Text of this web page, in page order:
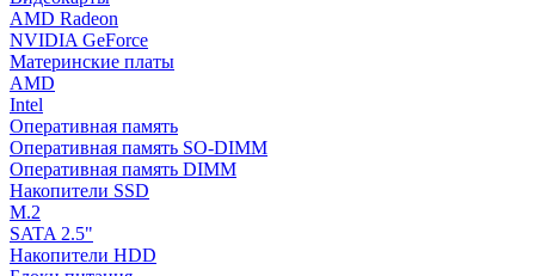
AMD Radeon
NVIDIA GeForce
Материнские платы
AMD
Intel
Оперативная память
Оперативная память SO-DIMM
Оперативная память DIMM
Накопители SSD
M.2
SATA 2.5"
Накопители HDD